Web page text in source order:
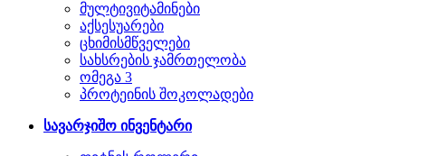
მულტივიტამინები
აქსესუარები
ცხიმისმწველები
სახსრების ჯამრთელობა
ომეგა 3
პროტეინის შოკოლადები
სავარჯიშო ინვენტარი